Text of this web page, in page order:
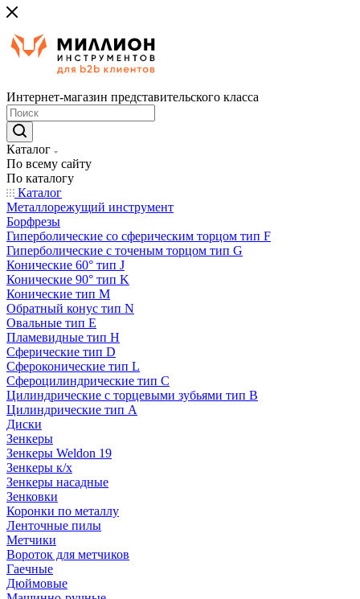
Интернет-магазин представительского класса
Каталог
По всему сайту
По каталогу
Каталог
Металлорежущий инструмент
Борфрезы
Гиперболические cо сферическим торцом тип F
Гиперболические с точеным торцом тип G
Конические 60° тип J
Конические 90° тип K
Конические тип M
Обратный конус тип N
Овальные тип E
Пламевидные тип H
Сферические тип D
Сфероконические тип L
Сфероцилиндрические тип C
Цилиндрические с торцевыми зубьями тип B
Цилиндрические тип А
Диски
Зенкеры
Зенкеры Weldon 19
Зенкеры к/х
Зенкеры насадные
Зенковки
Коронки по металлу
Ленточные пилы
Метчики
Вороток для метчиков
Гаечные
Дюймовые